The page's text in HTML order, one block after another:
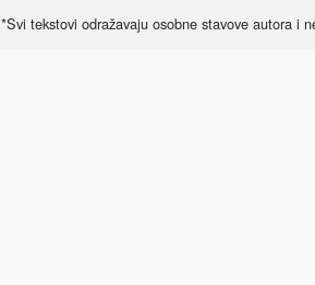
*Svi tekstovi odražavaju osobne stavove autora i